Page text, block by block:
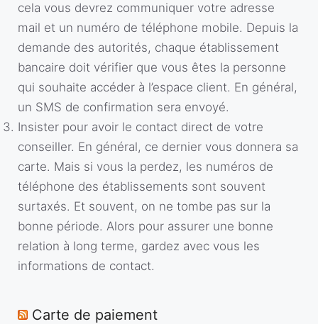
cela vous devrez communiquer votre adresse
mail et un numéro de téléphone mobile. Depuis la
demande des autorités, chaque établissement
bancaire doit vérifier que vous êtes la personne
qui souhaite accéder à l’espace client. En général,
un SMS de confirmation sera envoyé.
Insister pour avoir le contact direct de votre
conseiller. En général, ce dernier vous donnera sa
carte. Mais si vous la perdez, les numéros de
téléphone des établissements sont souvent
surtaxés. Et souvent, on ne tombe pas sur la
bonne période. Alors pour assurer une bonne
relation à long terme, gardez avec vous les
informations de contact.
Carte de paiement